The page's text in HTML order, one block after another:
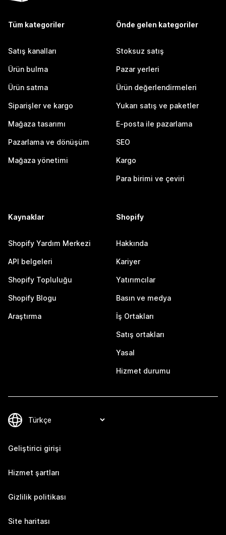
Tüm kategoriler
Satış kanalları
Ürün bulma
Ürün satma
Siparişler ve kargo
Mağaza tasarımı
Pazarlama ve dönüşüm
Mağaza yönetimi
Önde gelen kategoriler
Stoksuz satış
Pazar yerleri
Ürün değerlendirmeleri
Yukarı satış ve paketler
E-posta ile pazarlama
SEO
Kargo
Para birimi ve çeviri
Kaynaklar
Shopify Yardım Merkezi
API belgeleri
Shopify Topluluğu
Shopify Blogu
Araştırma
Shopify
Hakkında
Kariyer
Yatırımcılar
Basın ve medya
İş Ortakları
Satış ortakları
Yasal
Hizmet durumu
Geliştirici girişi
Hizmet şartları
Gizlilik politikası
Site haritası